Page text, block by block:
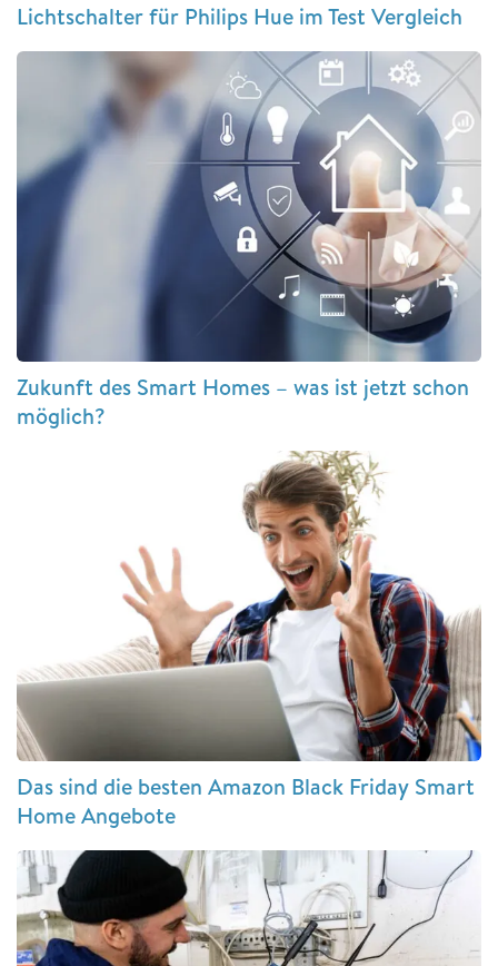
Lichtschalter für Philips Hue im Test Vergleich
Zukunft des Smart Homes – was ist jetzt schon
möglich?
Das sind die besten Amazon Black Friday Smart
Home Angebote